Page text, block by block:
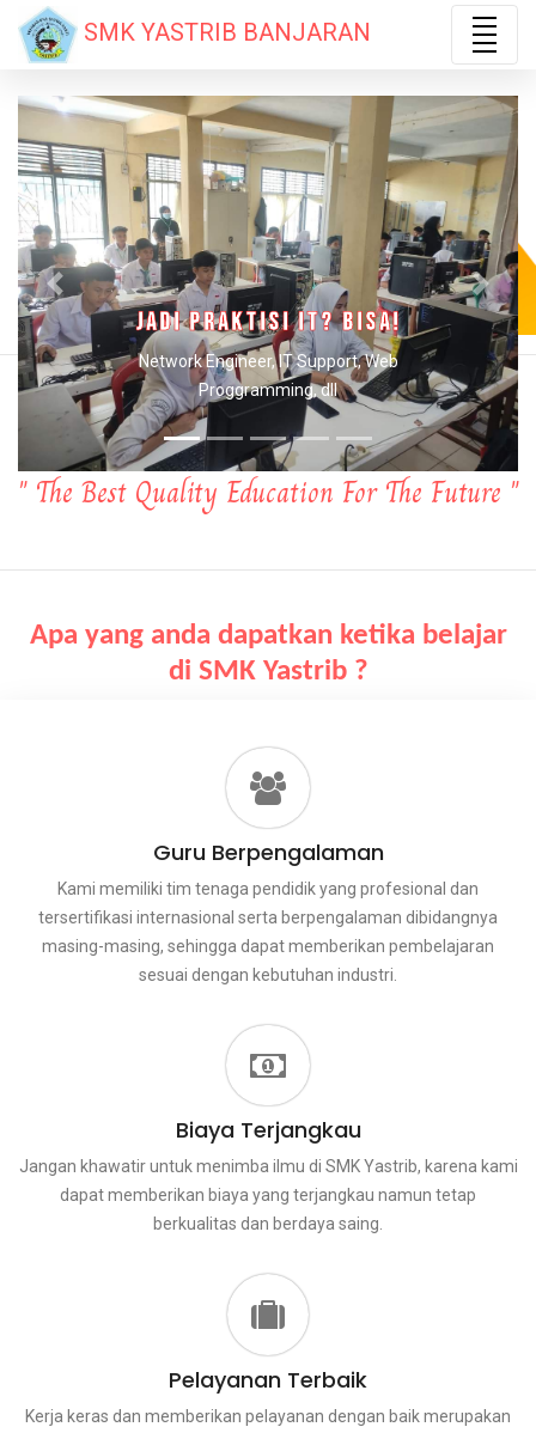
SMK YASTRIB BANJARAN
Jadi Operator Jahit ? OKKE!
Obras, jahit, desain busana, dll
Previous Next
SMK YASTRIB BANJARAN
" The Best Quality Education For The Future "
Apa yang anda dapatkan ketika belajar
di SMK Yastrib ?
Guru Berpengalaman
Kami memiliki tim tenaga pendidik yang profesional dan
tersertifikasi internasional serta berpengalaman dibidangnya
masing-masing, sehingga dapat memberikan pembelajaran
sesuai dengan kebutuhan industri.
Biaya Terjangkau
Jangan khawatir untuk menimba ilmu di SMK Yastrib, karena kami
dapat memberikan biaya yang terjangkau namun tetap
berkualitas dan berdaya saing.
Pelayanan Terbaik
Kerja keras dan memberikan pelayanan dengan baik merupakan